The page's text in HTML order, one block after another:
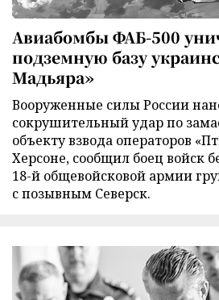
Авиабомбы ФАБ-500
подземную базу
Мадьяра»
Вооруженные силы России
сокрушительный удар по
объекту взвода операторов
Херсоне, сообщил боец войск
18-й общевойсковой армии
с позывным Северск.